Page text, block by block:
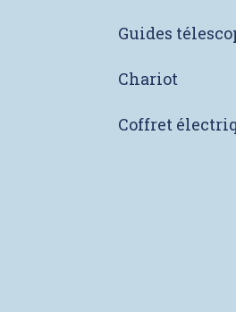
Guides
Chariot
Coffret